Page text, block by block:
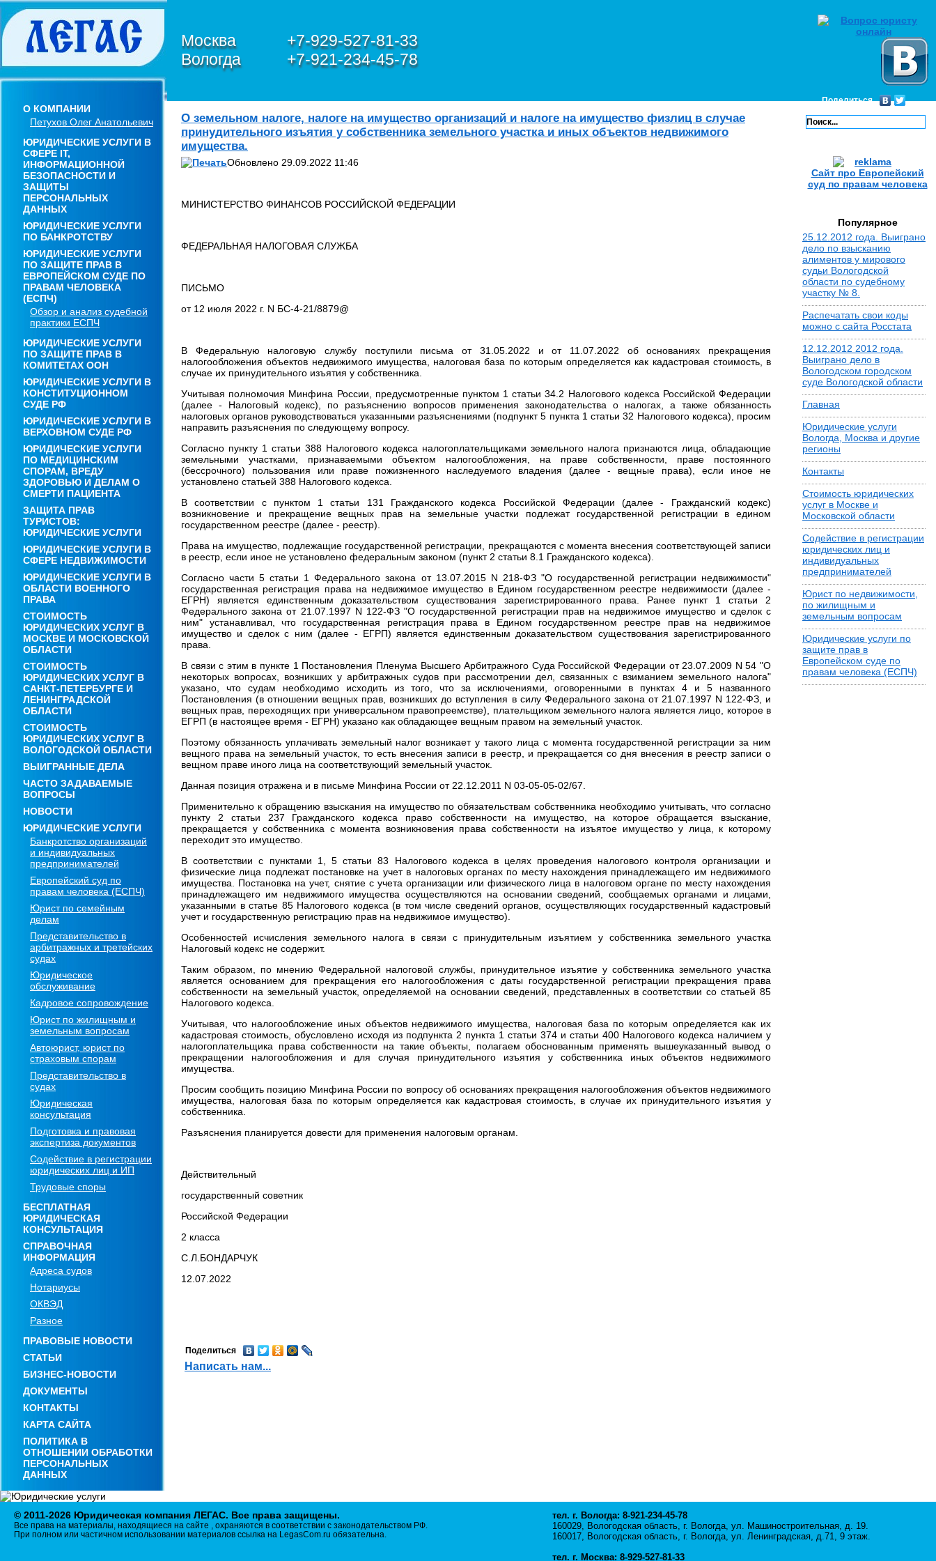
Москва
+7-929-527-81-33
Вологда
+7-921-234-45-78
Поделиться
О КОМПАНИИ
Петухов Олег Анатольевич
ЮРИДИЧЕСКИЕ УСЛУГИ В
СФЕРЕ IT,
ИНФОРМАЦИОННОЙ
БЕЗОПАСНОСТИ И
ЗАЩИТЫ
ПЕРСОНАЛЬНЫХ
ДАННЫХ
ЮРИДИЧЕСКИЕ УСЛУГИ
ПО БАНКРОТСТВУ
ЮРИДИЧЕСКИЕ УСЛУГИ
ПО ЗАЩИТЕ ПРАВ В
ЕВРОПЕЙСКОМ СУДЕ ПО
ПРАВАМ ЧЕЛОВЕКА
(ЕСПЧ)
Обзор и анализ судебной
практики ЕСПЧ
ЮРИДИЧЕСКИЕ УСЛУГИ
ПО ЗАЩИТЕ ПРАВ В
КОМИТЕТАХ ООН
ЮРИДИЧЕСКИЕ УСЛУГИ В
КОНСТИТУЦИОННОМ
СУДЕ РФ
ЮРИДИЧЕСКИЕ УСЛУГИ В
ВЕРХОВНОМ СУДЕ РФ
ЮРИДИЧЕСКИЕ УСЛУГИ
ПО МЕДИЦИНСКИМ
СПОРАМ, ВРЕДУ
ЗДОРОВЬЮ И ДЕЛАМ О
СМЕРТИ ПАЦИЕНТА
ЗАЩИТА ПРАВ
ТУРИСТОВ:
ЮРИДИЧЕСКИЕ УСЛУГИ
ЮРИДИЧЕСКИЕ УСЛУГИ В
СФЕРЕ НЕДВИЖИМОСТИ
ЮРИДИЧЕСКИЕ УСЛУГИ В
ОБЛАСТИ ВОЕННОГО
ПРАВА
СТОИМОСТЬ
ЮРИДИЧЕСКИХ УСЛУГ В
МОСКВЕ И МОСКОВСКОЙ
ОБЛАСТИ
СТОИМОСТЬ
ЮРИДИЧЕСКИХ УСЛУГ В
САНКТ-ПЕТЕРБУРГЕ И
ЛЕНИНГРАДСКОЙ
ОБЛАСТИ
СТОИМОСТЬ
ЮРИДИЧЕСКИХ УСЛУГ В
ВОЛОГОДСКОЙ ОБЛАСТИ
ВЫИГРАННЫЕ ДЕЛА
ЧАСТО ЗАДАВАЕМЫЕ
ВОПРОСЫ
НОВОСТИ
ЮРИДИЧЕСКИЕ УСЛУГИ
Банкротство организаций
и индивидуальных
предпринимателей
Европейский суд по
правам человека (ЕСПЧ)
Юрист по семейным
делам
Представительство в
арбитражных и третейских
судах
Юридическое
обслуживание
Кадровое сопровождение
Юрист по жилищным и
земельным вопросам
Автоюрист, юрист по
страховым спорам
Представительство в
судах
Юридическая
консультация
Подготовка и правовая
экспертиза документов
Содействие в регистрации
юридических лиц и ИП
Трудовые споры
БЕСПЛАТНАЯ
ЮРИДИЧЕСКАЯ
КОНСУЛЬТАЦИЯ
СПРАВОЧНАЯ
ИНФОРМАЦИЯ
Адреса судов
Нотариусы
ОКВЭД
Разное
ПРАВОВЫЕ НОВОСТИ
СТАТЬИ
БИЗНЕС-НОВОСТИ
ДОКУМЕНТЫ
КОНТАКТЫ
КАРТА САЙТА
ПОЛИТИКА В
ОТНОШЕНИИ ОБРАБОТКИ
ПЕРСОНАЛЬНЫХ
ДАННЫХ
О земельном налоге, налоге на имущество организаций и налоге на имущество физлиц в случае
принудительного изъятия у собственника земельного участка и иных объектов недвижимого
имущества.
Обновлено 29.09.2022 11:46
МИНИСТЕРСТВО ФИНАНСОВ РОССИЙСКОЙ ФЕДЕРАЦИИ
ФЕДЕРАЛЬНАЯ НАЛОГОВАЯ СЛУЖБА
ПИСЬМО
от 12 июля 2022 г. N БС-4-21/8879@
В Федеральную налоговую службу поступили письма от 31.05.2022 и от 11.07.2022 об основаниях прекращения
налогообложения объектов недвижимого имущества, налоговая база по которым определяется как кадастровая стоимость, в
случае их принудительного изъятия у собственника.
Учитывая полномочия Минфина России, предусмотренные пунктом 1 статьи 34.2 Налогового кодекса Российской Федерации
(далее - Налоговый кодекс), по разъяснению вопросов применения законодательства о налогах, а также обязанность
налоговых органов руководствоваться указанными разъяснениями (подпункт 5 пункта 1 статьи 32 Налогового кодекса), просим
направить разъяснения по следующему вопросу.
Согласно пункту 1 статьи 388 Налогового кодекса налогоплательщиками земельного налога признаются лица, обладающие
земельными участками, признаваемыми объектом налогообложения, на праве собственности, праве постоянного
(бессрочного) пользования или праве пожизненного наследуемого владения (далее - вещные права), если иное не
установлено статьей 388 Налогового кодекса.
В соответствии с пунктом 1 статьи 131 Гражданского кодекса Российской Федерации (далее - Гражданский кодекс)
возникновение и прекращение вещных прав на земельные участки подлежат государственной регистрации в едином
государственном реестре (далее - реестр).
Права на имущество, подлежащие государственной регистрации, прекращаются с момента внесения соответствующей записи
в реестр, если иное не установлено федеральным законом (пункт 2 статьи 8.1 Гражданского кодекса).
Согласно части 5 статьи 1 Федерального закона от 13.07.2015 N 218-ФЗ "О государственной регистрации недвижимости"
государственная регистрация права на недвижимое имущество в Едином государственном реестре недвижимости (далее -
ЕГРН) является единственным доказательством существования зарегистрированного права. Ранее пункт 1 статьи 2
Федерального закона от 21.07.1997 N 122-ФЗ "О государственной регистрации прав на недвижимое имущество и сделок с
ним" устанавливал, что государственная регистрация права в Едином государственном реестре прав на недвижимое
имущество и сделок с ним (далее - ЕГРП) является единственным доказательством существования зарегистрированного
права.
В связи с этим в пункте 1 Постановления Пленума Высшего Арбитражного Суда Российской Федерации от 23.07.2009 N 54 "О
некоторых вопросах, возникших у арбитражных судов при рассмотрении дел, связанных с взиманием земельного налога"
указано, что судам необходимо исходить из того, что за исключениями, оговоренными в пунктах 4 и 5 названного
Постановления (в отношении вещных прав, возникших до вступления в силу Федерального закона от 21.07.1997 N 122-ФЗ, и
вещных прав, переходящих при универсальном правопреемстве), плательщиком земельного налога является лицо, которое в
ЕГРП (в настоящее время - ЕГРН) указано как обладающее вещным правом на земельный участок.
Поэтому обязанность уплачивать земельный налог возникает у такого лица с момента государственной регистрации за ним
вещного права на земельный участок, то есть внесения записи в реестр, и прекращается со дня внесения в реестр записи о
вещном праве иного лица на соответствующий земельный участок.
Данная позиция отражена и в письме Минфина России от 22.12.2011 N 03-05-05-02/67.
Применительно к обращению взыскания на имущество по обязательствам собственника необходимо учитывать, что согласно
пункту 2 статьи 237 Гражданского кодекса право собственности на имущество, на которое обращается взыскание,
прекращается у собственника с момента возникновения права собственности на изъятое имущество у лица, к которому
переходит это имущество.
В соответствии с пунктами 1, 5 статьи 83 Налогового кодекса в целях проведения налогового контроля организации и
физические лица подлежат постановке на учет в налоговых органах по месту нахождения принадлежащего им недвижимого
имущества. Постановка на учет, снятие с учета организации или физического лица в налоговом органе по месту нахождения
принадлежащего им недвижимого имущества осуществляются на основании сведений, сообщаемых органами и лицами,
указанными в статье 85 Налогового кодекса (в том числе сведений органов, осуществляющих государственный кадастровый
учет и государственную регистрацию прав на недвижимое имущество).
Особенностей исчисления земельного налога в связи с принудительным изъятием у собственника земельного участка
Налоговый кодекс не содержит.
Таким образом, по мнению Федеральной налоговой службы, принудительное изъятие у собственника земельного участка
является основанием для прекращения его налогообложения с даты государственной регистрации прекращения права
собственности на земельный участок, определяемой на основании сведений, представленных в соответствии со статьей 85
Налогового кодекса.
Учитывая, что налогообложение иных объектов недвижимого имущества, налоговая база по которым определяется как их
кадастровая стоимость, обусловлено исходя из подпункта 2 пункта 1 статьи 374 и статьи 400 Налогового кодекса наличием у
налогоплательщика права собственности на такие объекты, полагаем обоснованным применять вышеуказанный вывод о
прекращении налогообложения и для случая принудительного изъятия у собственника иных объектов недвижимого
имущества.
Просим сообщить позицию Минфина России по вопросу об основаниях прекращения налогообложения объектов недвижимого
имущества, налоговая база по которым определяется как кадастровая стоимость, в случае их принудительного изъятия у
собственника.
Разъяснения планируется довести для применения налоговым органам.
Действительный
государственный советник
Российской Федерации
2 класса
С.Л.БОНДАРЧУК
12.07.2022
Поделиться
Написать нам...
Сайт про Европейский
суд по правам человека
Популярное
25.12.2012 года. Выиграно
дело по взысканию
алиментов у мирового
судьи Вологодской
области по судебному
участку № 8.
Распечатать свои коды
можно с сайта Росстата
12.12.2012 2012 года.
Выиграно дело в
Вологодском городском
суде Вологодской области
Главная
Юридические услуги
Вологда, Москва и другие
регионы
Контакты
Стоимость юридических
услуг в Москве и
Московской области
Содействие в регистрации
юридических лиц и
индивидуальных
предпринимателей
Юрист по недвижимости,
по жилищным и
земельным вопросам
Юридические услуги по
защите прав в
Европейском суде по
правам человека (ЕСПЧ)
© 2011-2026 Юридическая компания ЛЕГАС. Все права защищены.
Все права на материалы, находящиеся на сайте , охраняются в соответствии с законодательством РФ.
При полном или частичном использовании материалов ссылка на LegasCom.ru обязательна.
тел. г. Вологда: 8-921-234-45-78
160029, Вологодская область, г. Вологда, ул. Машиностроительная, д. 19.
160017, Вологодская область, г. Вологда, ул. Ленинградская, д.71, 9 этаж.
тел. г. Москва: 8-929-527-81-33